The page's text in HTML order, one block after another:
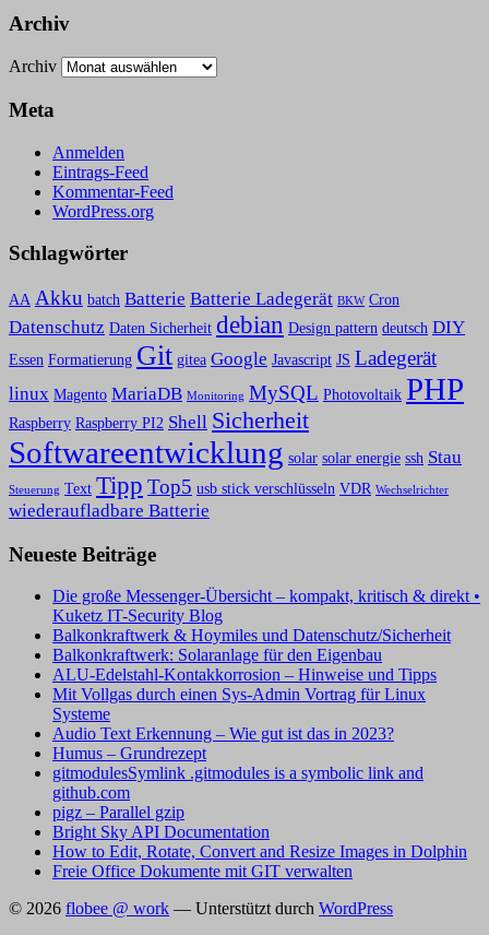
Archiv
Archiv
Meta
Anmelden
Eintrags-Feed
Kommentar-Feed
WordPress.org
Schlagwörter
AA Akku batch Batterie Batterie Ladegerät BKW Cron
Datenschutz Daten Sicherheit debian Design pattern deutsch DIY
Essen Formatierung Git gitea Google Javascript JS Ladegerät
linux Magento MariaDB Monitoring MySQL Photovoltaik PHP
Raspberry Raspberry PI2 Shell Sicherheit
Softwareentwicklung solar solar energie ssh Stau
Steuerung Text Tipp Top5 usb stick verschlüsseln VDR Wechselrichter
wiederaufladbare Batterie
Neueste Beiträge
Die große Messenger-Übersicht – kompakt, kritisch & direkt •
Kuketz IT-Security Blog
Balkonkraftwerk & Hoymiles und Datenschutz/Sicherheit
Balkonkraftwerk: Solaranlage für den Eigenbau
ALU-Edelstahl-Kontakkorrosion – Hinweise und Tipps
Mit Vollgas durch einen Sys-Admin Vortrag für Linux
Systeme
Audio Text Erkennung – Wie gut ist das in 2023?
Humus – Grundrezept
gitmodulesSymlink .gitmodules is a symbolic link and
github.com
pigz – Parallel gzip
Bright Sky API Documentation
How to Edit, Rotate, Convert and Resize Images in Dolphin
Freie Office Dokumente mit GIT verwalten
© 2026 flobee @ work — Unterstützt durch WordPress